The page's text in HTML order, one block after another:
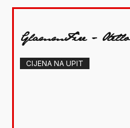
GlammFire - Otello
CIJENA NA UPIT